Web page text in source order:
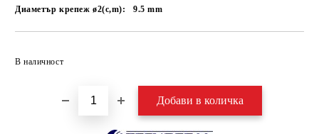
Диаметър крепеж ø2(c,m):
9.5mm
В наличност